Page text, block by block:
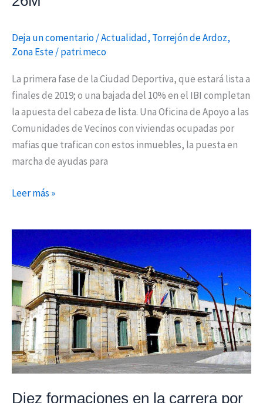
Deja un comentario/Actualidad, Torrejón de Ardoz,
Zona Este/patri.meco
La primera fase de la Ciudad Deportiva, que estará lista a
finales de 2019; o una bajada del 10% en el IBI completan
la apuesta del cabeza de lista. Una Oficina de Apoyo a las
Comunidades de Vecinos con viviendas ocupadas por
mafias que trafican con estos inmuebles, la puesta en
marcha de ayudas para
los
compromisos
Vázquez
por
el
26M
Leer más »
Diez formaciones en la carrera por
Diez
formaciones
en
la
carrera
por
el
26M
para